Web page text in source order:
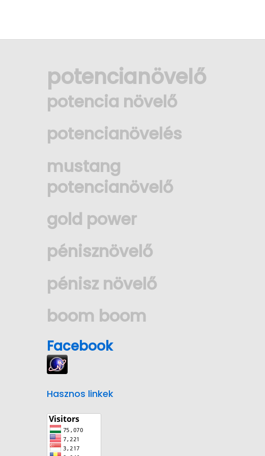
potencianövelő
potencia növelő
potencianövelés
mustang
potencianövelő
gold power
pénisznövelő
pénisz növelő
boom boom
Facebook
Hasznos linkek